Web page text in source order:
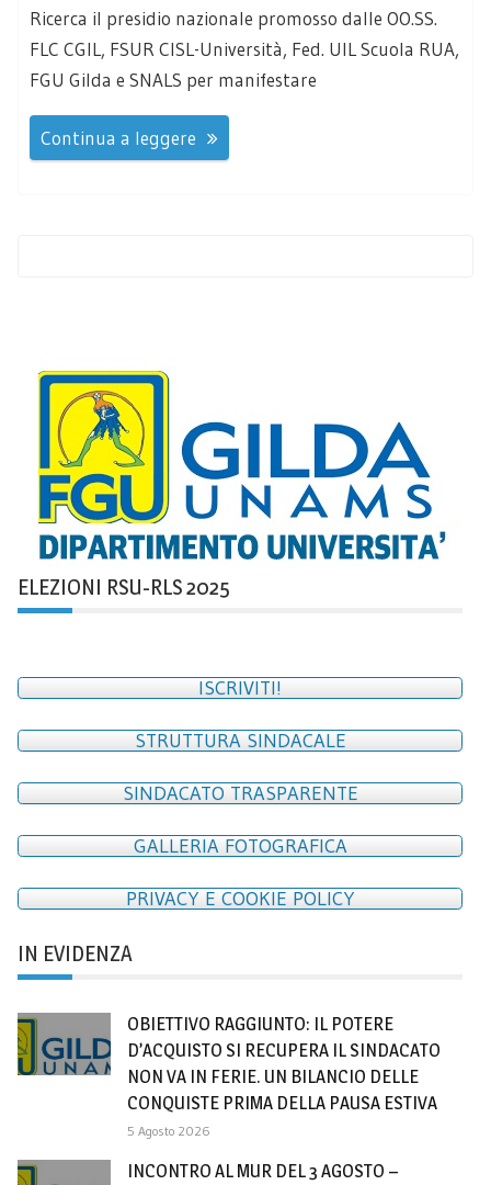
Ricerca il presidio nazionale promosso dalle OO.SS.
FLC CGIL, FSUR CISL-Università, Fed. UIL Scuola RUA,
FGU Gilda e SNALS per manifestare
Continua a leggere
ELEZIONI RSU-RLS 2025
ISCRIVITI!
STRUTTURA SINDACALE
SINDACATO TRASPARENTE
GALLERIA FOTOGRAFICA
PRIVACY E COOKIE POLICY
IN EVIDENZA
OBIETTIVO RAGGIUNTO: IL POTERE
D’ACQUISTO SI RECUPERA IL SINDACATO
NON VA IN FERIE. UN BILANCIO DELLE
CONQUISTE PRIMA DELLA PAUSA ESTIVA
5 Agosto 2026
INCONTRO AL MUR DEL 3 AGOSTO –